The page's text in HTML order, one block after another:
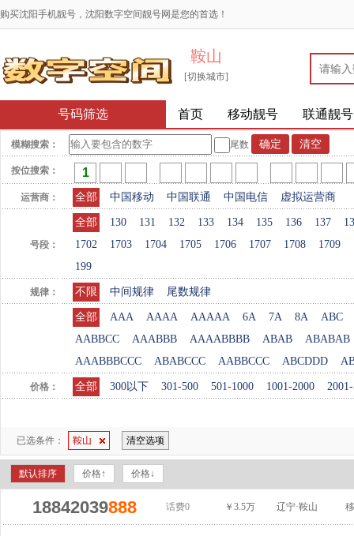
购买沈阳手机靓号，沈阳数字空间靓号网是您的首选！
鞍山
[切换城市]
号码筛选 首页 移动靓号 联通靓号
模糊搜索： 尾数
按位搜索：
运营商： 全部 中国移动 中国联通 中国电信 虚拟运营商
号段：
全部 130 131 132 133 134 135 136 137
1702
1703 1704 1705 1706 1707 1708 1709
199
规律： 不限 中间规律 尾数规律
全部 AAA AAAA AAAAA 6A 7A 8A
ABC
AABBCC
AAABBB AAAABBBB ABAB
ABABAB
AAABBBCCC
ABABCCC AABBCCC ABCDDD
价格： 全部 300以下 301-500 501-1000 1001-2000
已选条件： 鞍山 清空选项
默认排序 价格↑ 价格↓
18842039888 话费0 ￥3.5万 辽宁·鞍山